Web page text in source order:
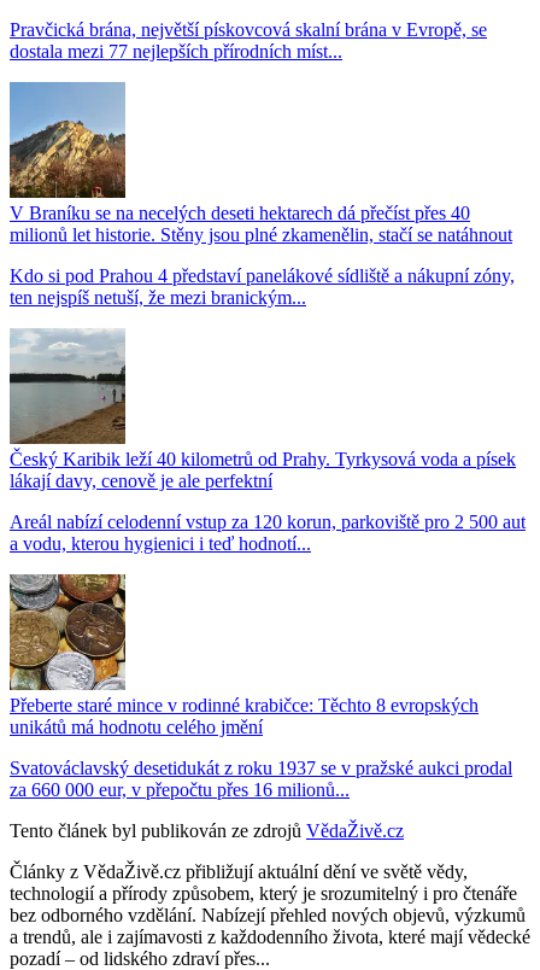
Pravčická brána, největší pískovcová skalní brána v Evropě, se
dostala mezi 77 nejlepších přírodních míst...
V Braníku se na necelých deseti hektarech dá přečíst přes 40
milionů let historie. Stěny jsou plné zkamenělin, stačí se natáhnout
Kdo si pod Prahou 4 představí panelákové sídliště a nákupní zóny,
ten nejspíš netuší, že mezi branickým...
Český Karibik leží 40 kilometrů od Prahy. Tyrkysová voda a písek
lákají davy, cenově je ale perfektní
Areál nabízí celodenní vstup za 120 korun, parkoviště pro 2 500 aut
a vodu, kterou hygienici i teď hodnotí...
Přeberte staré mince v rodinné krabičce: Těchto 8 evropských
unikátů má hodnotu celého jmění
Svatováclavský desetidukát z roku 1937 se v pražské aukci prodal
za 660 000 eur, v přepočtu přes 16 milionů...
Tento článek byl publikován ze zdrojů VědaŽivě.cz
Články z VědaŽivě.cz přibližují aktuální dění ve světě vědy,
technologií a přírody způsobem, který je srozumitelný i pro čtenáře
bez odborného vzdělání. Nabízejí přehled nových objevů, výzkumů
a trendů, ale i zajímavosti z každodenního života, které mají vědecké
pozadí – od lidského zdraví přes...